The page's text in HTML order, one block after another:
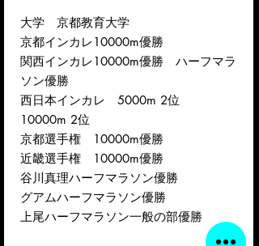
大学 京都教育大学
京都インカレ10000m優勝
関西インカレ10000m優勝 ハーフマラ
ソン優勝
西日本インカレ 5000m 2位
10000m 2位
京都選手権 10000m優勝
近畿選手権 10000m優勝
谷川真理ハーフマラソン優勝
グアムハーフマラソン優勝
上尾ハーフマラソン一般の部優勝